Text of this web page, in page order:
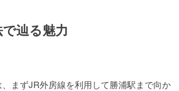
辿る魅力
まずJR外房線を利用して勝浦駅まで向か